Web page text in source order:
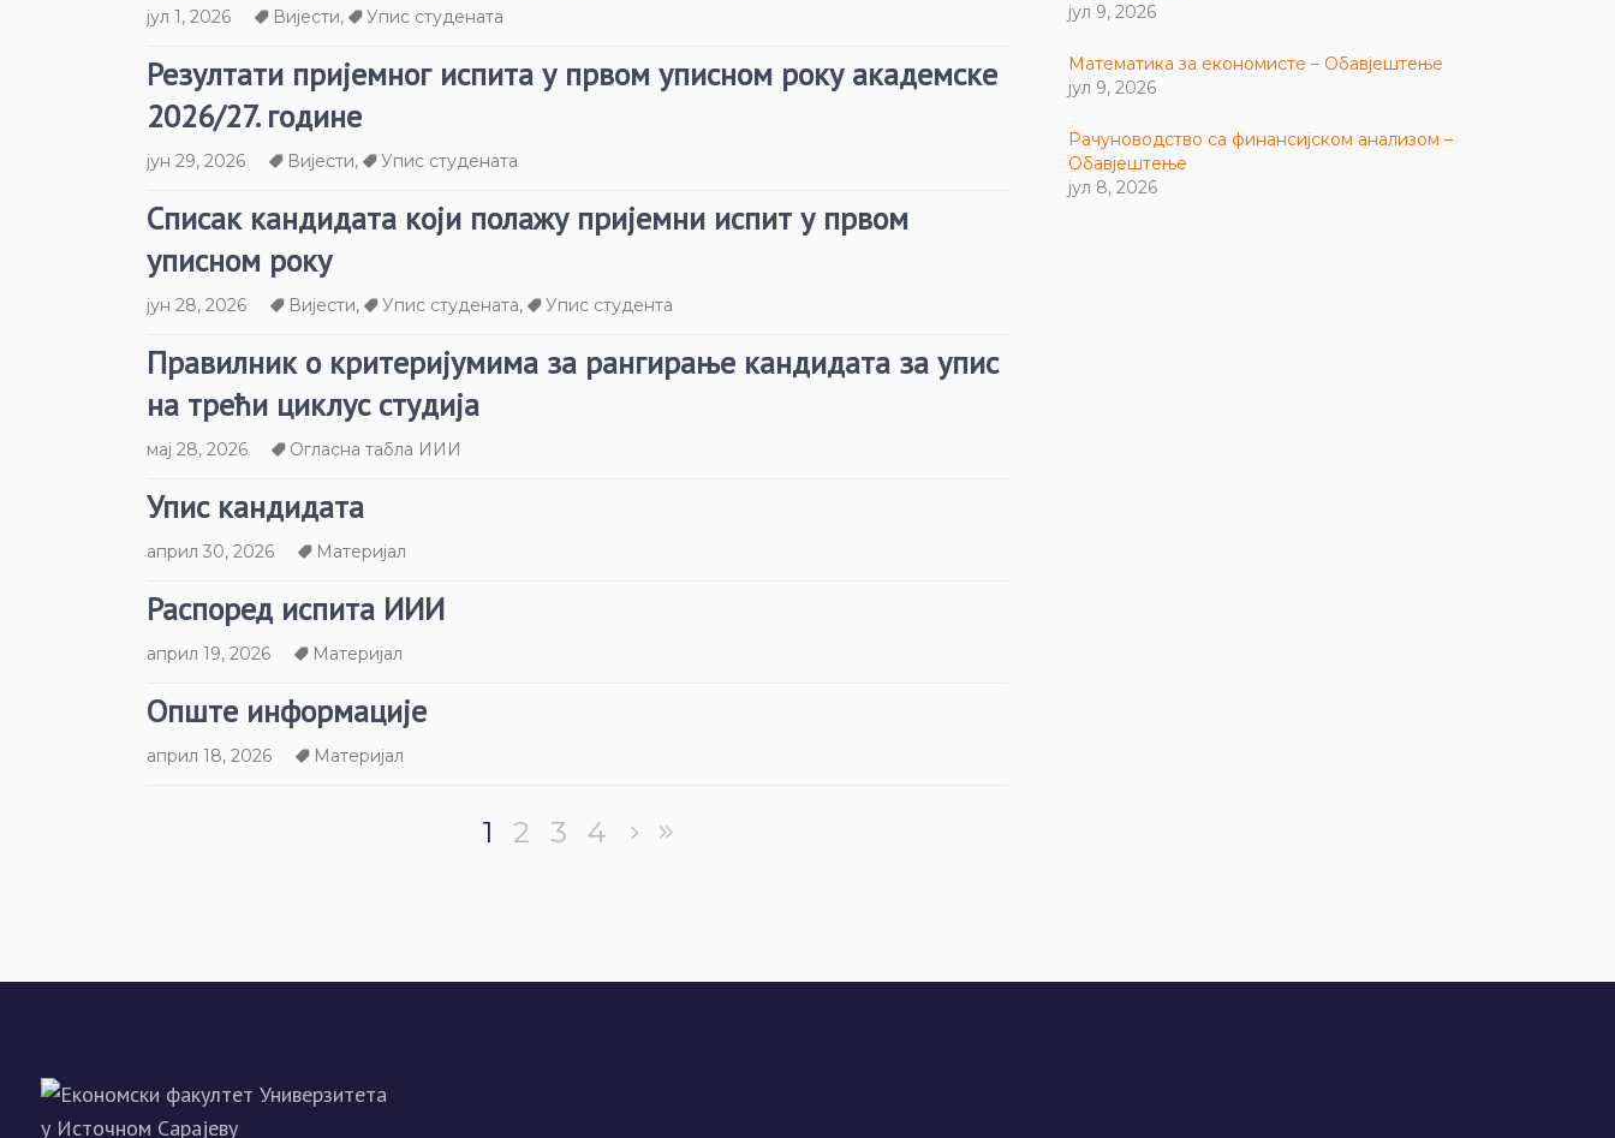
јул 1, 2026 Вијести, Упис студената
Резултати пријемног испита у првом уписном року академске
2026/27. године
јун 29, 2026 Вијести, Упис студената
Списак кандидата који полажу пријемни испит у првом
уписном року
јун 28, 2026 Вијести, Упис студената, Упис студента
Правилник о критеријумима за рангирање кандидата за упис
на трећи циклус студија
мај 28, 2026 Огласна табла ИИИ
Упис кандидата
април 30, 2026 Материјал
Распоред испита ИИИ
април 19, 2026 Материјал
Опште информације
април 18, 2026 Материјал
1 2 3 4
јул 9, 2026
Математика за економисте – Обавјештење
јул 9, 2026
Рачуноводство са финансијском анализом –
Обавјештење
јул 8, 2026